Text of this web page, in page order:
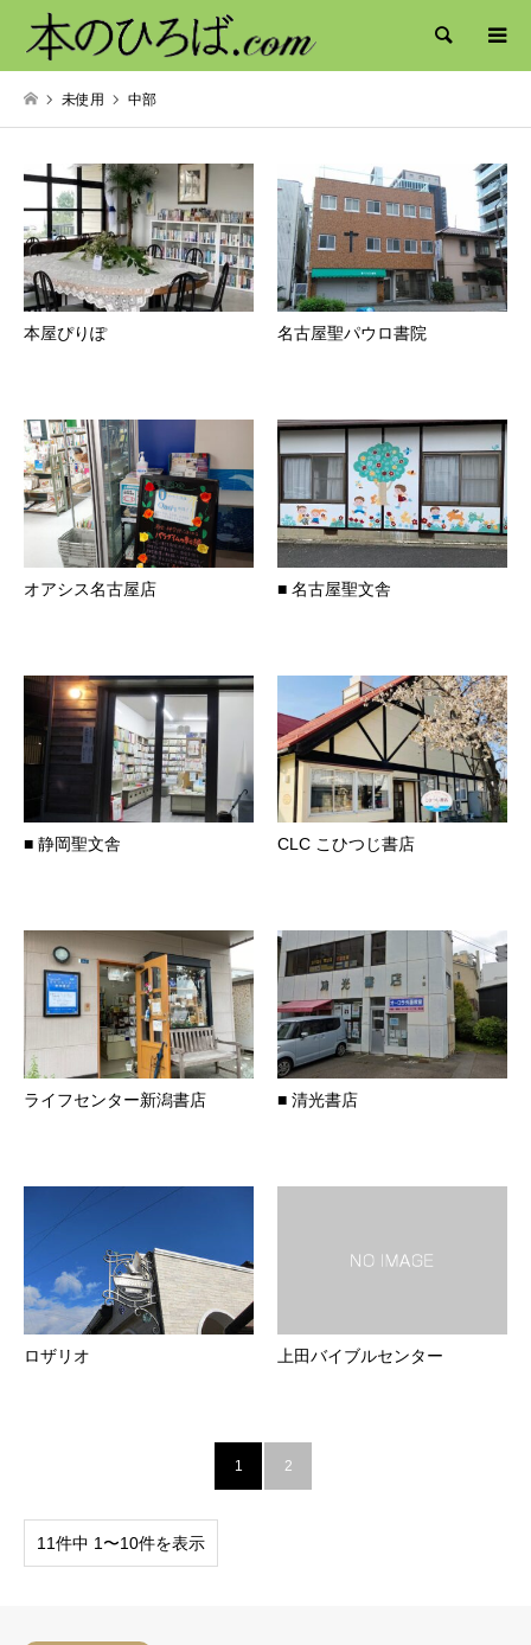
検索
未使用 中部
本屋ぴりぽ 名古屋聖パウロ書院
オアシス名古屋店 ■ 名古屋聖文舎
■ 静岡聖文舎 CLC こひつじ書店
ライフセンター新潟書店 ■ 清光書店
ロザリオ 上田バイブルセンター
1 2
11件中 1〜10件を表示